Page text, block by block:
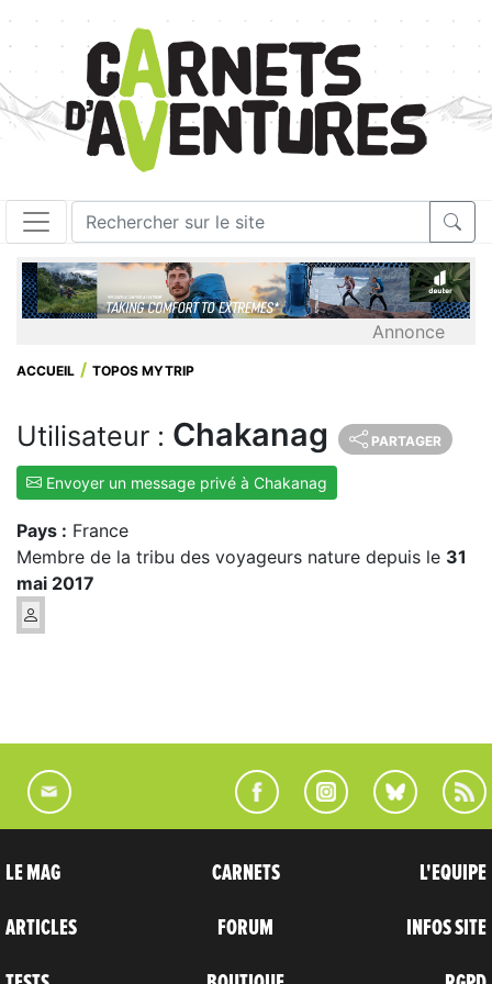
Annonce
ACCUEIL TOPOS MYTRIP
Utilisateur : Chakanag PARTAGER
Envoyer un message privé à Chakanag
Pays : France
Membre de la tribu des voyageurs nature depuis le 31
mai 2017
LE MAG
ARTICLES
CARNETS
FORUM
L'EQUIPE
INFOS SITE